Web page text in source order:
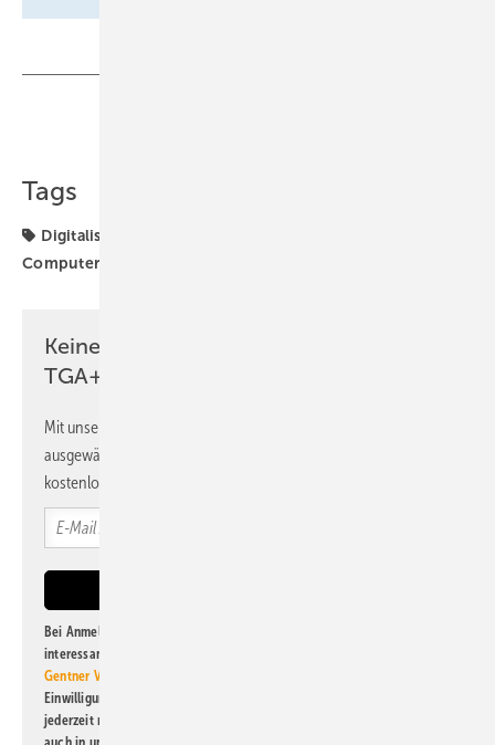
Tags
Digitalisierung
Computer
Keine Zeit? Kein Problem mit dem
TGA+E Newsletter!
Mit unserem Newsletter erhalten Sie regelmäßig von uns
ausgewählte Informationen und Neuigkeiten, gebündelt und
kostenlos direkt ins Postfach.
Bei Anmeldung zu diesem Newsletter bin ich damit einverstanden, über
interessante Verlags- und Online-Angebote
Gentner Verlag GmbH & Co. KG
Einwilligung kann ich jederzeit widerrufen und eine Abmeldung ist
jederzeit möglich. Informationen zum Umgang mit Daten finden Sie